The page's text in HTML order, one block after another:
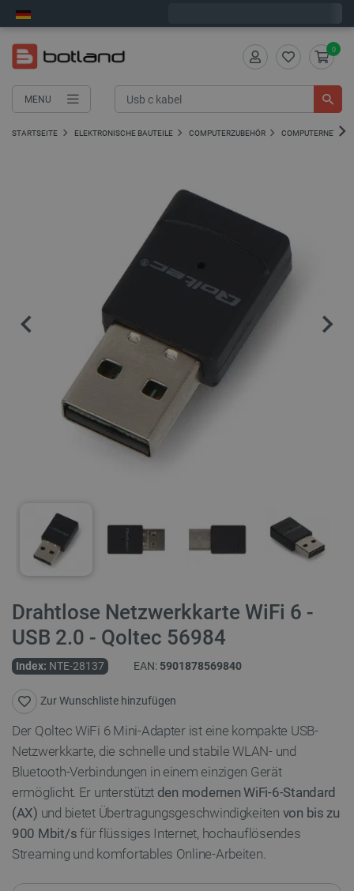
MENU
0
STARTSEITE ELEKTRONISCHE BAUTEILE COMPUTERZUBEHÖR
Drahtlose Netzwerkkarte WiFi 6 -
USB 2.0 - Qoltec 56984
Index: NTE-28137 EAN: 5901878569840
Zur Wunschliste hinzufügen
Der Qoltec WiFi 6 Mini-Adapter ist eine kompakte USB-
Netzwerkkarte, die schnelle und stabile WLAN- und
Bluetooth-Verbindungen in einem einzigen Gerät
ermöglicht. Er unterstützt den modernen WiFi-6-Standard
(AX) und bietet Übertragungsgeschwindigkeiten von bis zu
900 Mbit/s für flüssiges Internet, hochauflösendes
Streaming und komfortables Online-Arbeiten.